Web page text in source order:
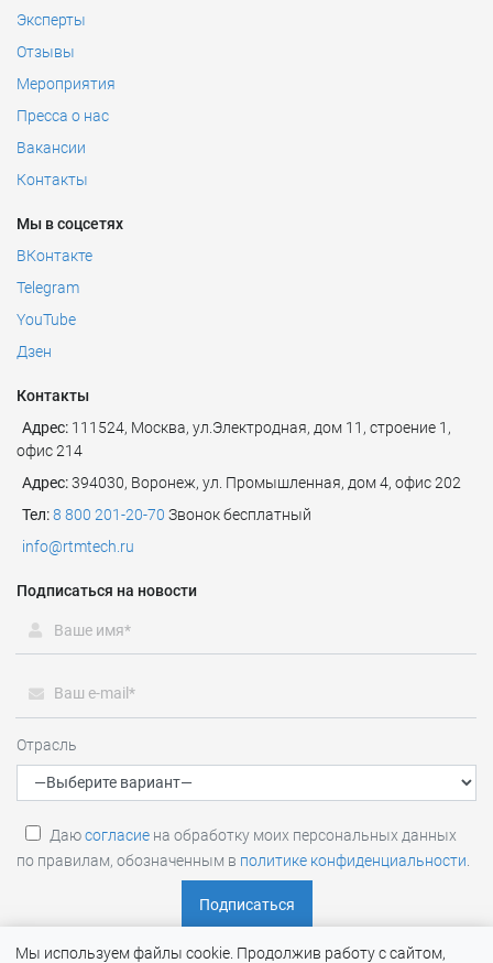
Мы используем файлы cookie. Продолжив работу с сайтом,
Эксперты
Отзывы
Мероприятия
Пресса о нас
Вакансии
Контакты
Мы в соцсетях
ВКонтакте
Telegram
YouTube
Дзен
Контакты
Адрес: 111524, Москва, ул.Электродная, дом 11, строение 1,
офис 214
Адрес:394030, Воронеж, ул. Промышленная, дом 4, офис 202
Тел:8 800 201-20-70 Звонок бесплатный
info@rtmtech.ru
Подписаться на новости
Отрасль
Даюсогласие на обработку моих персональных данных
по правилам, обозначенным в политике конфиденциальности